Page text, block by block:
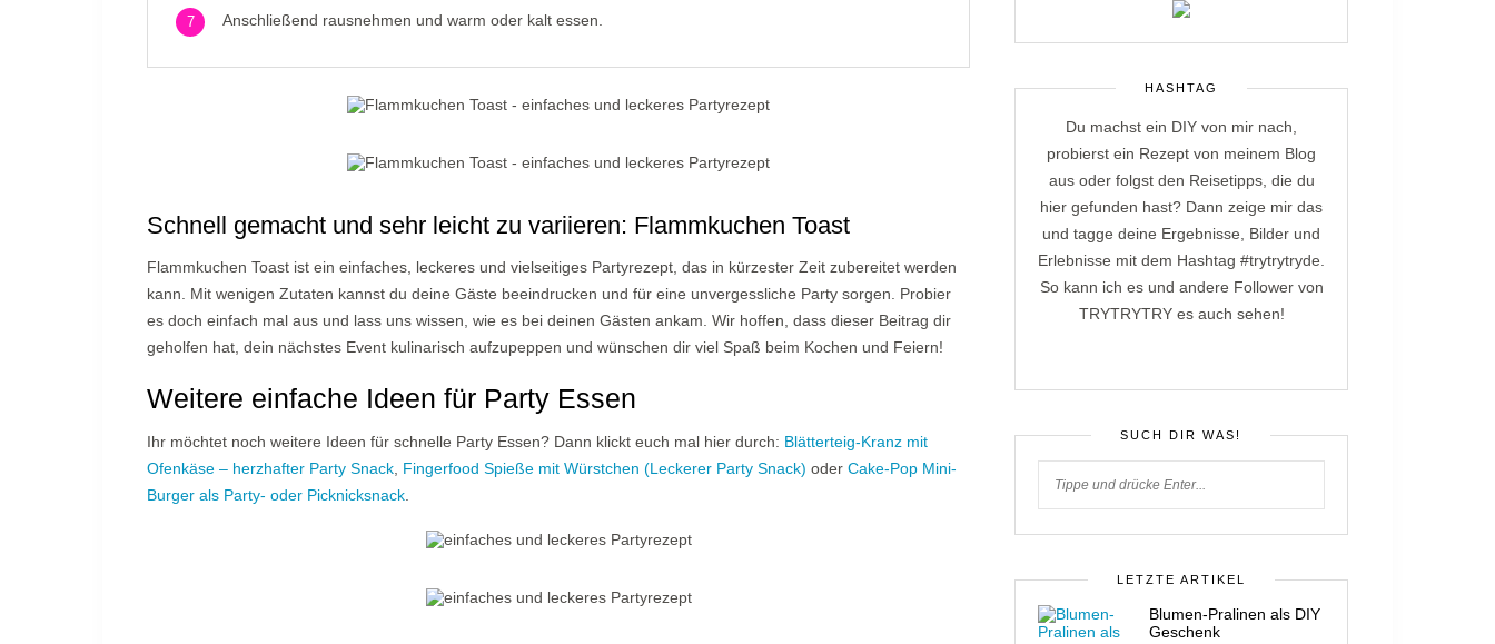
7 Anschließend rausnehmen und warm oder kalt essen.
Schnell gemacht und sehr leicht zu variieren: Flammkuchen Toast
Flammkuchen Toast ist ein einfaches, leckeres und vielseitiges Partyrezept, das in kürzester Zeit zubereitet werden
kann. Mit wenigen Zutaten kannst du deine Gäste beeindrucken und für eine unvergessliche Party sorgen. Probier
es doch einfach mal aus und lass uns wissen, wie es bei deinen Gästen ankam. Wir hoffen, dass dieser Beitrag dir
geholfen hat, dein nächstes Event kulinarisch aufzupeppen und wünschen dir viel Spaß beim Kochen und Feiern!
Weitere einfache Ideen für Party Essen
Ihr möchtet noch weitere Ideen für schnelle Party Essen? Dann klickt euch mal hier durch: Blätterteig-Kranz mit
Ofenkäse – herzhafter Party Snack, Fingerfood Spieße mit Würstchen (Leckerer Party Snack) oder Cake-Pop Mini-
Burger als Party- oder Picknicksnack.
HASHTAG
Du machst ein DIY von mir nach,
probierst ein Rezept von meinem Blog
aus oder folgst den Reisetipps, die du
hier gefunden hast? Dann zeige mir das
und tagge deine Ergebnisse, Bilder und
Erlebnisse mit dem Hashtag #trytrytryde.
So kann ich es und andere Follower von
TRYTRYTRY es auch sehen!
SUCH DIR WAS!
LETZTE ARTIKEL
Blumen-Pralinen als DIY
Geschenk